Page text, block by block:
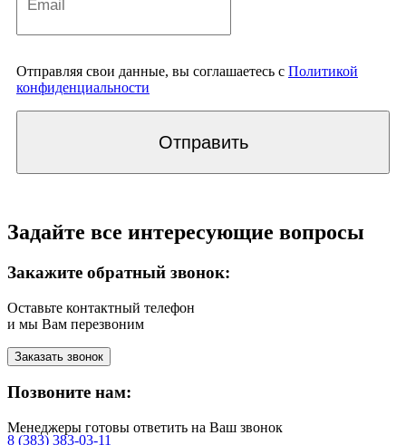
Отправляя свои данные, вы соглашаетесь с Политикой
конфиденциальности
Отправить
Задайте все интересующие вопросы
Закажите обратный звонок:
Оставьте контактный телефон
и мы Вам перезвоним
Заказать звонок
Позвоните нам:
Менеджеры готовы ответить на Ваш звонок
8 (383) 383-03-11